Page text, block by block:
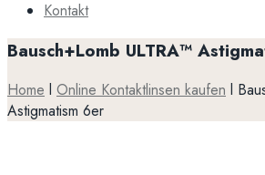
Kontakt
Bausch+Lomb ULTRA™
Home l Online Kontaktlinsen kaufen l
Astigmatism 6er